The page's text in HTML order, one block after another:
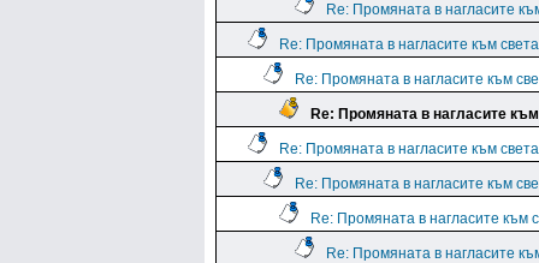
Re: Промяната в нагласите
Re: Промяната в нагласите към
Re: Промяната в нагласите към
Re: Промяната в нагласите
Re: Промяната в нагласите към
Re: Промяната в нагласите към
Re: Промяната в нагласите към
Re: Промяната в нагласите